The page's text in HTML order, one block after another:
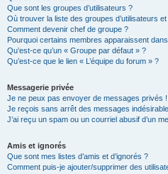
Que sont les groupes d’utilisateurs ?
Où trouver la liste des groupes d’utilisateurs
Comment devenir chef de groupe ?
Pourquoi certains membres apparaissent
Qu’est-ce qu’un « Groupe par défaut » ?
Qu’est-ce que le lien « L’équipe du forum » ?
Messagerie privée
Je ne peux pas envoyer de messages privés !
Je reçois sans arrêt des messages
J’ai reçu un spam ou un courriel abusif d’un
Amis et ignorés
Que sont mes listes d’amis et d’ignorés ?
Comment puis-je ajouter/supprimer des